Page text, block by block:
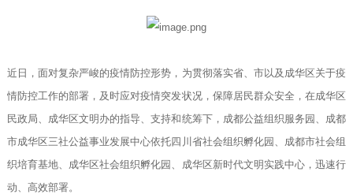
近日，面对复杂严峻的疫情防控形势，为贯彻落实省、市以及成华区关于疫
情防控工作的部署，及时应对疫情突发状况，保障居民群众安全，在成华区
民政局、成华区文明办的指导、支持和统筹下，成都公益组织服务园、成都
市成华区三社公益事业发展中心依托四川省社会组织孵化园、成都市社会组
织培育基地、成华区社会组织孵化园、成华区新时代文明实践中心，迅速行
动、高效部署。